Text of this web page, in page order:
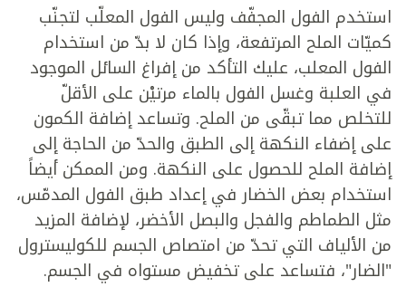
استخدم الفول المجفّف وليس الفول المعلّب لتجنّب
كميّات الملح المرتفعة، وإذا كان لا بدّ من استخدام
الفول المعلب، عليك التأكد من إفراغ السائل الموجود
في العلبة وغسل الفول بالماء مرتيْن على الأقلّ
للتخلص مما تبقّى من الملح. وتساعد إضافة الكمون
على إضفاء النكهة إلى الطبق والحدّ من الحاجة إلى
إضافة الملح للحصول على النكهة. ومن الممكن أيضاً
استخدام بعض الخضار في إعداد طبق الفول المدمّس،
مثل الطماطم والفجل والبصل الأخضر، لإضافة المزيد
من الألياف التي تحدّ من امتصاص الجسم للكوليسترول
"الضار"، فتساعد على تخفيض مستواه في الجسم.